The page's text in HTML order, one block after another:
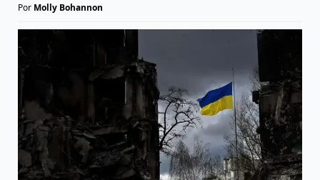
Por Molly Bohannon